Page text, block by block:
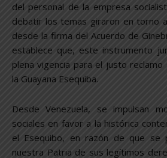
del personal de la empresa
debatir los temas giraron en torno
desde la firma del Acuerdo de
establece que, este instrumento
plena vigencia para el justo
la Guayana Esequiba.
Desde Venezuela, se impulsan
sociales en favor a la histórica
el Esequibo, en razón de que se
nuestra Patria de sus legítimos